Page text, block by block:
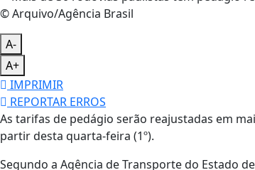
© Arquivo/Agência Brasil
A-
A+
IMPRIMIR
REPORTAR ERROS
As tarifas de pedágio serão reajustadas em
partir desta quarta-feira (1º).
Segundo a Agência de Transporte do Estado